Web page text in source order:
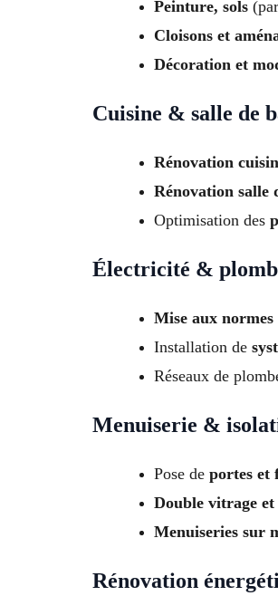
Peinture, sols
Cloisons et
Décoration et
Cuisine & salle de
Rénovation
Rénovation salle
Optimisation des
Électricité &
Mise aux normes
Installation de
Réseaux de
Menuiserie &
Pose de portes et
Double vitrage
Menuiseries sur
Rénovation